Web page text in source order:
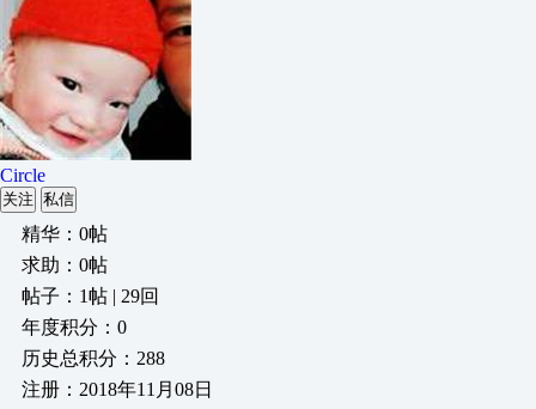
Circle
关注 私信
精华：0帖
求助：0帖
帖子：1帖 | 29回
年度积分：0
历史总积分：288
注册：2018年11月08日